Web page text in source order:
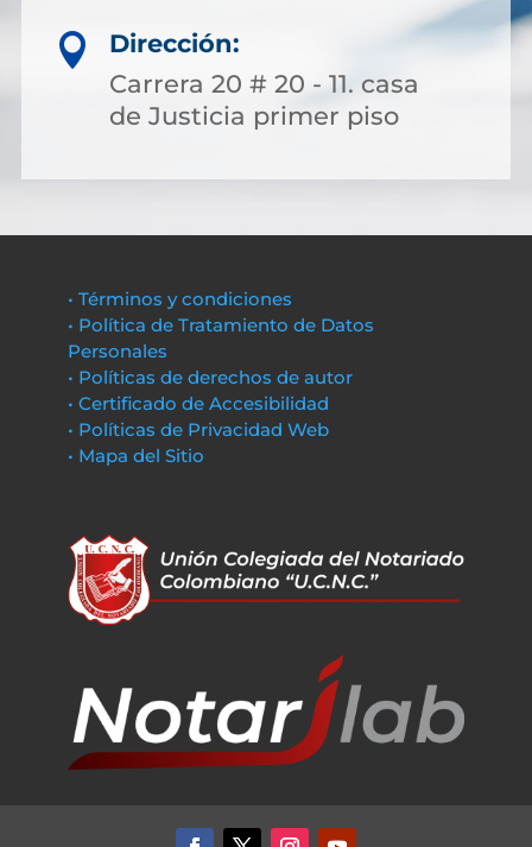

Dirección:
Carrera 20 # 20 - 11. casa
de Justicia primer piso
• Términos y condiciones
• Política de Tratamiento de Datos
Personales
• Políticas de derechos de autor
• Certificado de Accesibilidad
• Políticas de Privacidad Web
• Mapa del Sitio